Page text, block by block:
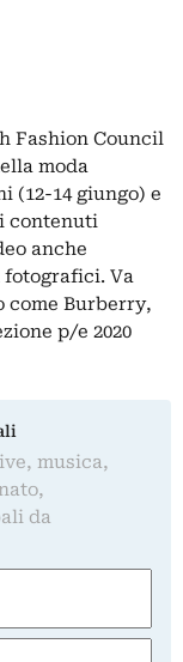
Fashion Council
moda
(12-14 giungo) e
contenuti
anche
fotografici. Va
come Burberry,
p/e 2020
musica,
da